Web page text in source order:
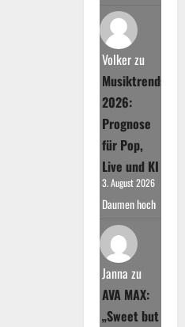
Volkerzu
Musiktrends
2026:
Prognose
für Pop,
Live und KI
3. August 2026
Daumen hoch
Janna zu
AVA MAX:
„Sweet but